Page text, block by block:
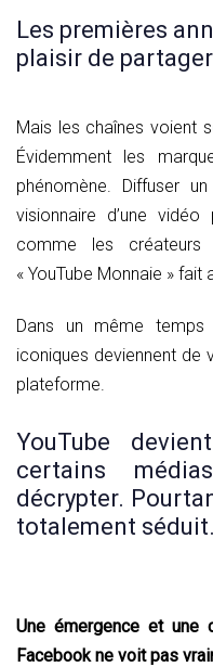
Les premières
plaisir de
Mais les chaînes voient
Évidemment les
phénomène. Diffuser
visionnaire d’une
comme les
« YouTube Monnaie »
Dans un même temps
iconiques deviennent de
plateforme.
YouTube
certains
décrypter.
totalement séduit.
Une émergence et une
Facebook ne voit pas